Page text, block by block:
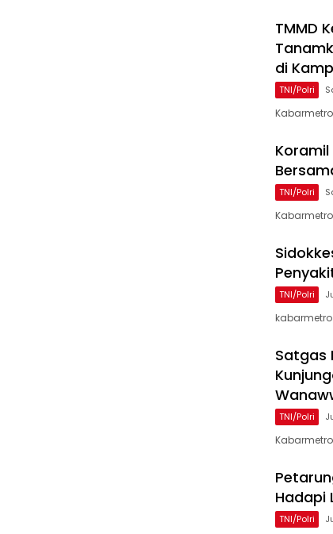
TMMD
di
TNI/Polri
TNI/Polri
TNI/Polri
Satgas
TNI/Polri
Hadapi
TNI/Polri